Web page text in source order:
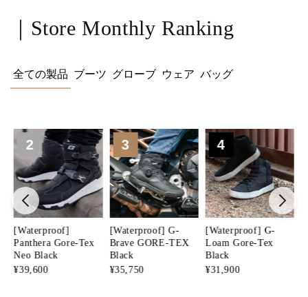
｜Store Monthly Ranking
全ての製品 ブーツ グローブ ウェア バッグ
3
[Waterproof] G-
Brave GORE-TEX
Black
¥35,750
4
[Waterproof] G-
Loam Gore-Tex
Black
¥31,900
5
Airborne Pants
Green
¥33,550